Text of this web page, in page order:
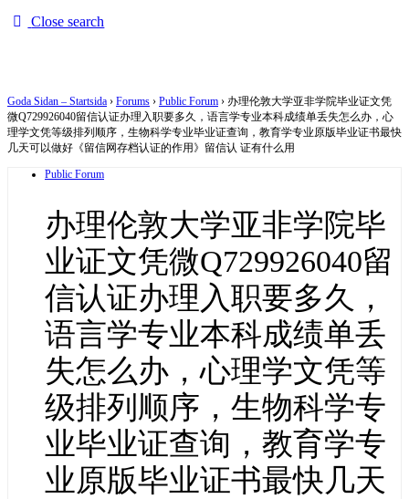
Close search
Goda Sidan – Startsida › Forums › Public Forum › 办理伦敦大学亚非学院毕业证文凭
微Q729926040留信认证办理入职要多久，语言学专业本科成绩单丢失怎么办，心
理学文凭等级排列顺序，生物科学专业毕业证查询，教育学专业原版毕业证书最快
几天可以做好《留信网存档认证的作用》留信认 证有什么用
Public Forum
办理伦敦大学亚非学院毕
业证文凭微Q729926040留
信认证办理入职要多久，
语言学专业本科成绩单丢
失怎么办，心理学文凭等
级排列顺序，生物科学专
业毕业证查询，教育学专
业原版毕业证书最快几天